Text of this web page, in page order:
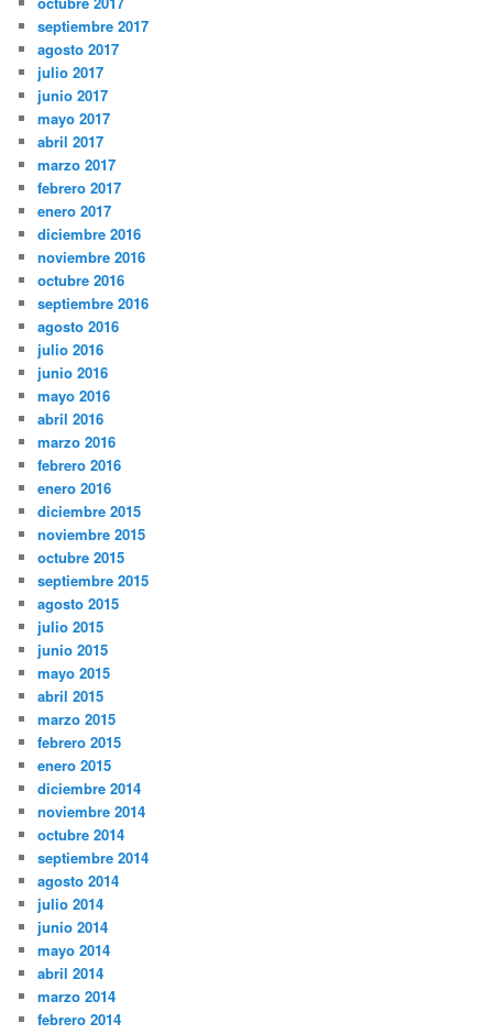
septiembre 2017
agosto 2017
julio 2017
junio 2017
mayo 2017
abril 2017
marzo 2017
febrero 2017
enero 2017
diciembre 2016
noviembre 2016
octubre 2016
septiembre 2016
agosto 2016
julio 2016
junio 2016
mayo 2016
abril 2016
marzo 2016
febrero 2016
enero 2016
diciembre 2015
noviembre 2015
octubre 2015
septiembre 2015
agosto 2015
julio 2015
junio 2015
mayo 2015
abril 2015
marzo 2015
febrero 2015
enero 2015
diciembre 2014
noviembre 2014
octubre 2014
septiembre 2014
agosto 2014
julio 2014
junio 2014
mayo 2014
abril 2014
marzo 2014
febrero 2014